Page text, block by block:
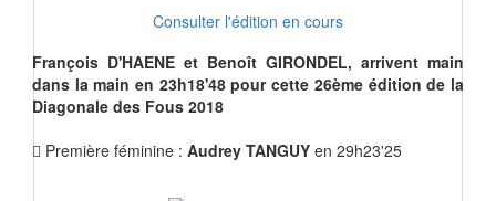
Consulter l'édition en cours
François D'HAENE et Benoît GIRONDEL, arrivent main
dans la main en 23h18'48 pour cette 26ème édition de la
Diagonale des Fous 2018
Première féminine : Audrey TANGUY en 29h23'25